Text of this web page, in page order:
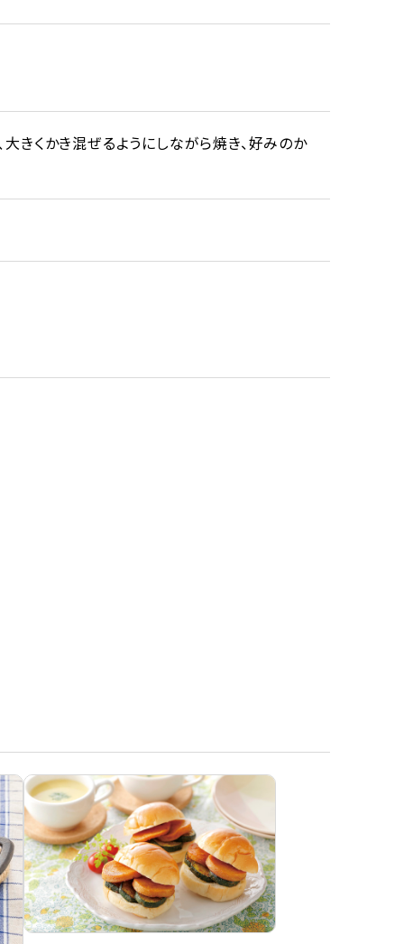
きくかき混ぜるようにしながら焼き、好みのか